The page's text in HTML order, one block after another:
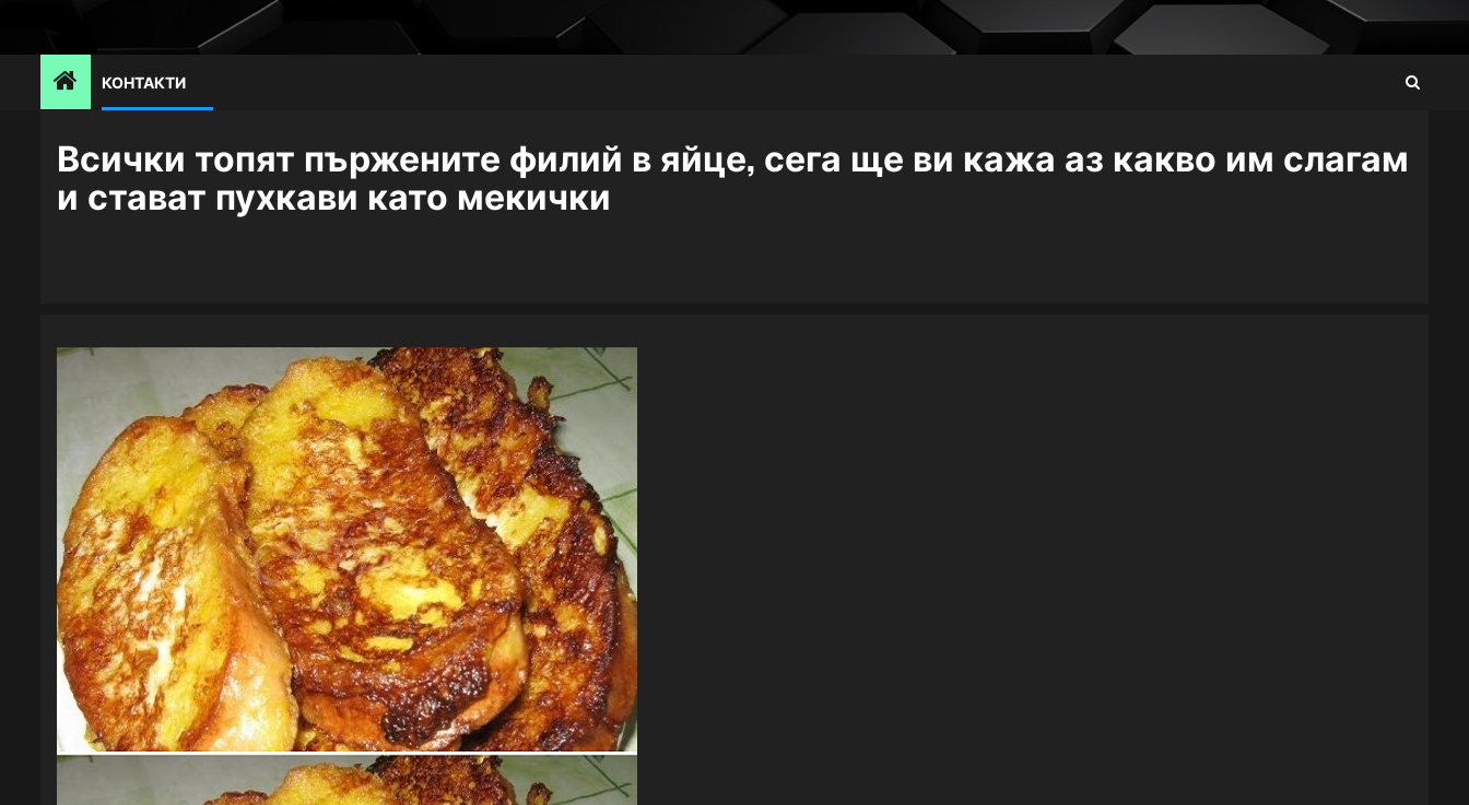
КОНТАКТИ
Всички топят пържените филий в яйце, сега ще ви кажа аз какво им слагам
и стават пухкави като мекички